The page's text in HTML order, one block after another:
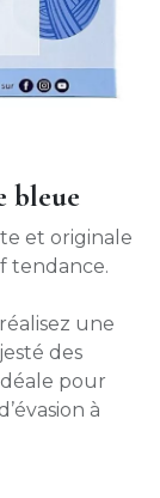
bleue
et originale
tendance.
une
des
pour
à